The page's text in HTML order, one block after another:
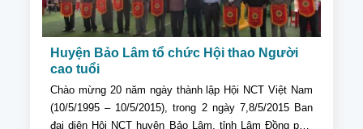
Huyện Bảo Lâm tổ chức Hội thao Người
cao tuổi
Chào mừng 20 năm ngày thành lập Hội NCT Việt Nam
(10/5/1995 – 10/5/2015), trong 2 ngày 7,8/5/2015 Ban
đại diện Hội NCT huyện Bảo Lâm, tỉnh Lâm Đồng phối